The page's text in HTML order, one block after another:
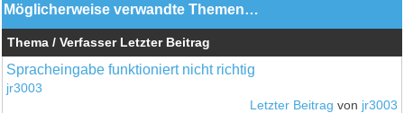
Möglicherweise verwandte Themen…
Thema / Verfasser Letzter Beitrag
Spracheingabe funktioniert nicht richtig
jr3003
Letzter Beitrag von jr3003